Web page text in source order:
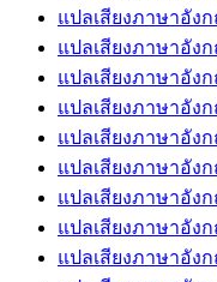
แปลเสียงภาษาอัง
แปลเสียงภาษาอัง
แปลเสียงภาษาอัง
แปลเสียงภาษาอัง
แปลเสียงภาษาอัง
แปลเสียงภาษาอัง
แปลเสียงภาษาอัง
แปลเสียงภาษาอัง
แปลเสียงภาษาอัง